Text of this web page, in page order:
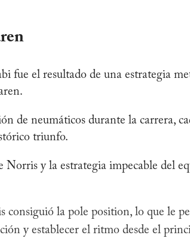
fue el resultado de una estrategia
de neumáticos durante la carrera,
triunfo.
y la estrategia impecable del
consiguió la pole position, lo que le
y establecer el ritmo desde el